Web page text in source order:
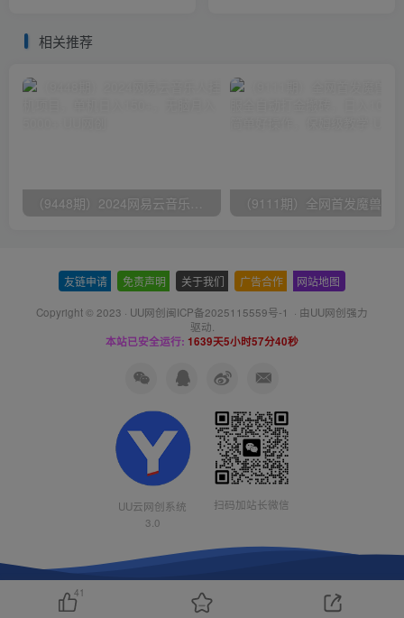
相关推荐
友链申请 免责声明 关于我们 广告合作 网站地图
Copyright © 2023 · UU网创闽ICP备2025115559号-1 · 由UU网创强力
驱动.
本站已安全运行: 1639天5小时57分40秒
UU云网创系统
3.0
扫码加站长微信
41